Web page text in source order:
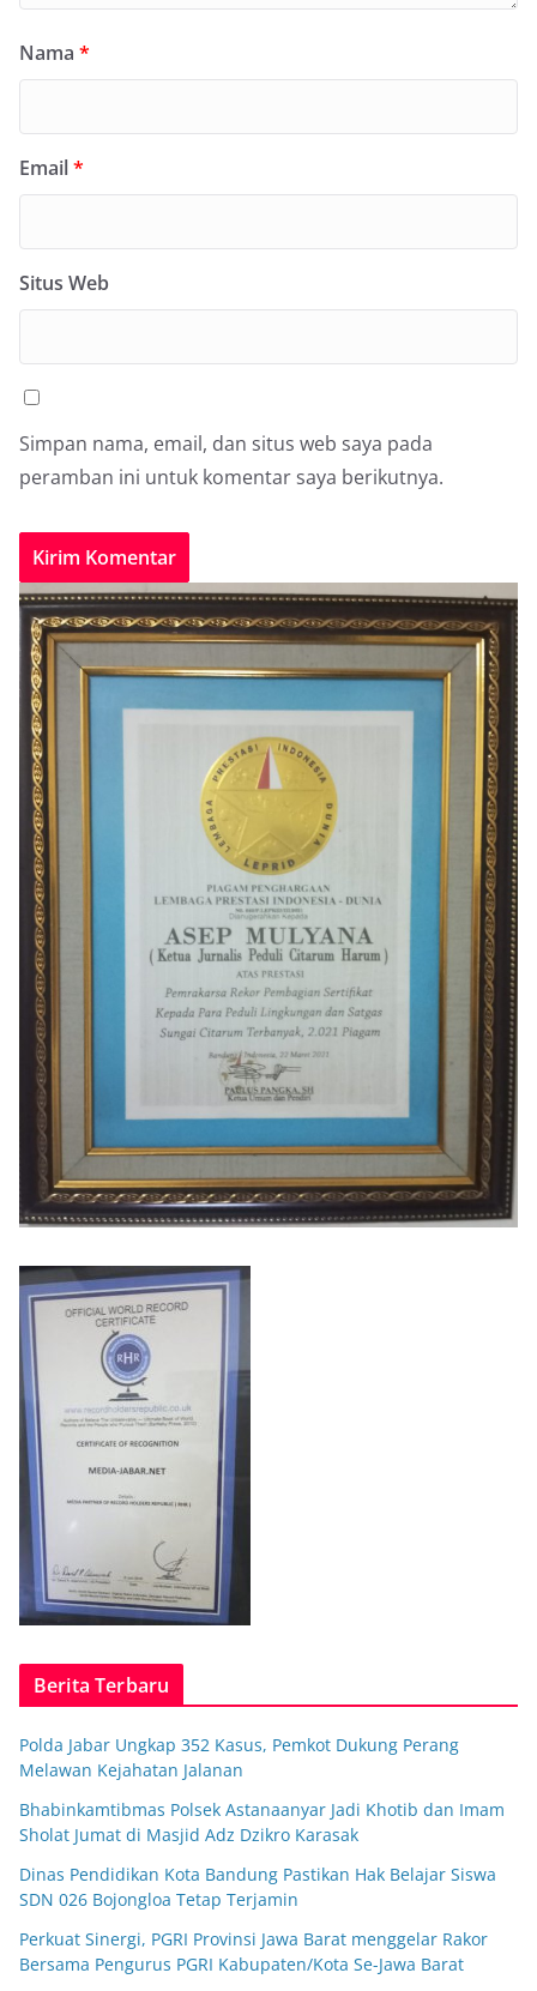
Nama *
Email*
Situs Web
Simpan nama, email, dan situs web saya pada
peramban ini untuk komentar saya berikutnya.
Berita Terbaru
Polda Jabar Ungkap 352 Kasus, Pemkot Dukung Perang
Melawan Kejahatan Jalanan
Bhabinkamtibmas Polsek Astanaanyar Jadi Khotib dan Imam
Sholat Jumat di Masjid Adz Dzikro Karasak
Dinas Pendidikan Kota Bandung Pastikan Hak Belajar Siswa
SDN 026 Bojongloa Tetap Terjamin
Perkuat Sinergi, PGRI Provinsi Jawa Barat menggelar Rakor
Bersama Pengurus PGRI Kabupaten/Kota Se-Jawa Barat